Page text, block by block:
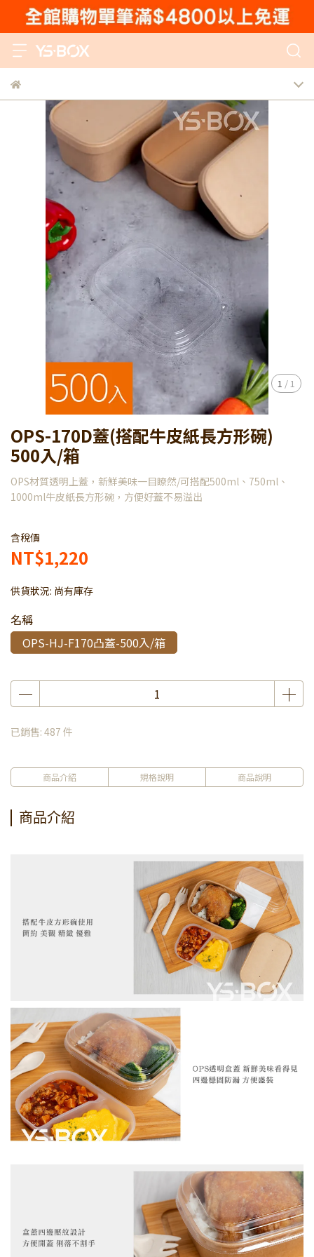
1 / 1
OPS-170D蓋(搭配牛皮紙長方形碗)
500入/箱
OPS材質透明上蓋，新鮮美味一目瞭然/可搭配500ml、750ml、
1000ml牛皮紙長方形碗，方便好蓋不易溢出
含稅價
NT$1,220
供貨狀況: 尚有庫存
名稱
OPS-HJ-F170凸蓋-500入/箱
已銷售: 487 件
商品介紹 規格說明 商品說明
商品介紹